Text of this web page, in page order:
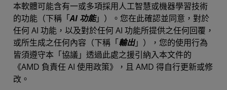
本軟體可能含有一或多項採用人工智慧或機器學習技術
的功能（下稱「AI 功能」）。您在此確認並同意，對於
任何 AI 功能，以及對於任何 AI 功能所提供之任何回覆，
或所生成之任何內容（下稱「輸出」），您的使用行為
皆須遵守本「協議」透過此處之援引納入本文件的
《AMD 負責任 AI 使用政策》，且 AMD 得自行更新或修
改。